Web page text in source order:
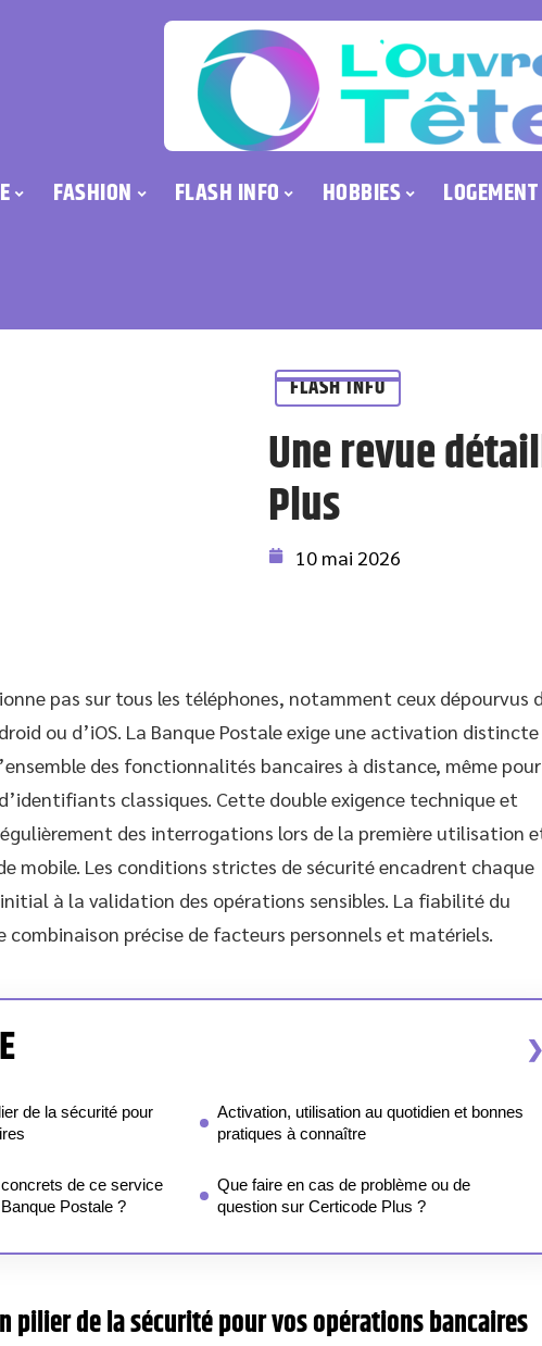
FASHION FLASH INFO HOBBIES LOGEMENT
FLASH INFO
Une revue
Plus
10 mai 2026
pas sur tous les téléphones, notamment ceux dépourvus
ou d’iOS. La Banque Postale exige une activation
des fonctionnalités bancaires à distance, même pour
classiques. Cette double exigence technique et
des interrogations lors de la première utilisation
mobile. Les conditions strictes de sécurité encadrent chaque
à la validation des opérations sensibles. La fiabilité du
combinaison précise de facteurs personnels et matériels.
de la sécurité pour
de ce service
Postale ?
Activation, utilisation au quotidien et bonnes
pratiques à connaître
Que faire en cas de problème ou de
question sur Certicode Plus ?
pilier de la sécurité pour vos opérations bancaires